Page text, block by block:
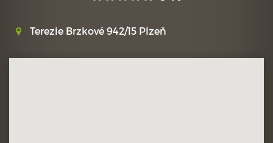
Terezie Brzkové 942/15 Plzeň